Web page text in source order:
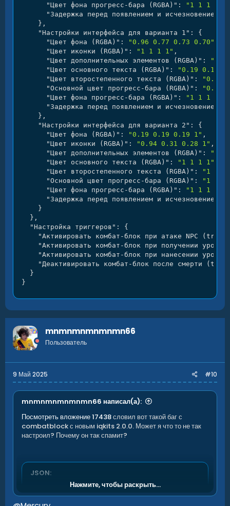
"Цвет фона прогресс-бара (RGBA)" :
"1 1 1
"Задержка перед появлением и исчезновением
} ,
"Настройки интерфейса для варианта 1" :
{
"Цвет фона (RGBA)" : "0.96 0.77 0.73 0.70"
"Цвет иконки (RGBA)" : "1 1 1 1" ,
"Цвет дополнительных элементов (RGBA)" :
"Цвет основного текста (RGBA)" :
"0.19 0.19
"Цвет второстепенного текста (RGBA)" :
"0.13
"Основной цвет прогресс-бара (RGBA)" :
"0.92
"Цвет фона прогресс-бара (RGBA)" :
"1 1 1
"Задержка перед появлением и исчезновением
} ,
"Настройки интерфейса для варианта 2" :
{
"Цвет фона (RGBA)" : "0.19 0.19 0.19 1" ,
"Цвет иконки (RGBA)" : "0.94 0.31 0.28 1" ,
"Цвет дополнительных элементов (RGBA)" :
"Цвет основного текста (RGBA)" : "1 1 1 1"
"Цвет второстепенного текста (RGBA)" :
"1 1 1
"Основной цвет прогресс-бара (RGBA)" :
"1 1 1
"Цвет фона прогресс-бара (RGBA)" :
"1 1 1
"Задержка перед появлением и исчезновением
}
} ,
"Настройка триггеров" :
{
"Активировать комбат-блок при атаке NPC
"Активировать комбат-блок при получении
"Активировать комбат-блок при нанесении
"Деактивировать комбат-блок после смерти
}
}
mnmnmnmnmnmn66
Пользователь
9 Май 2025 #10
mnmnmnmnmnmn66 написал(а):
Посмотреть вложение 17438словил вот такой баг с
combatblock с новым iqkits 2.0.0. Может я что то не так
настроил? Почему он так спамит?
JSON:
"Настройка ограничений во время комбат-блока"
Нажмите, чтобы раскрыть...